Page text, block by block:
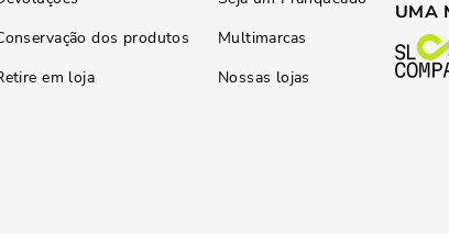
dos produtos
em loja
Multimarcas
Nossas lojas
UMA